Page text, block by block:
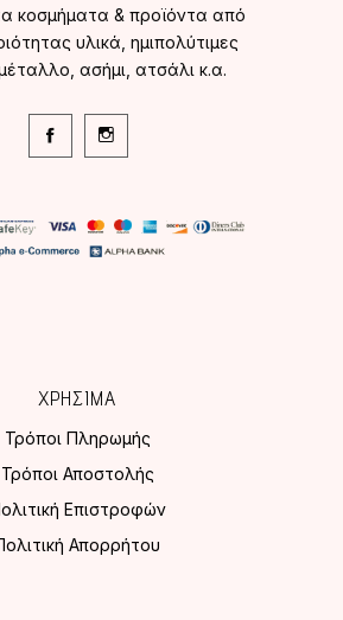
κοσμήματα & προϊόντα από
υλικά, ημιπολύτιμες
ασήμι, ατσάλι κ.α.
ΧΡΗΣΙΜΑ
Τρόποι Πληρωμής
Τρόποι Αποστολής
Επιστροφών
Απορρήτου